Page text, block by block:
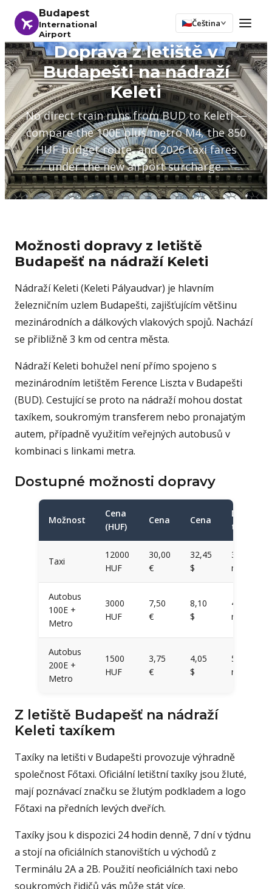
Budapest
International
Airport
Čeština
Doprava z letiště v
Budapešti na nádraží
Keleti
No direct train runs from BUD to Keleti —
compare the 100E plus metro M4, the 850
HUF budget route, and 2026 taxi fares
under the new airport surcharge.
Možnosti dopravy z letiště
Budapešť na nádraží Keleti
Nádraží Keleti (Keleti Pályaudvar) je hlavním
železničním uzlem Budapešti, zajišťujícím většinu
mezinárodních a dálkových vlakových spojů. Nachází
se přibližně 3 km od centra města.
Nádraží Keleti bohužel není přímo spojeno s
mezinárodním letištěm Ference Liszta v Budapešti
(BUD). Cestující se proto na nádraží mohou dostat
taxíkem, soukromým transferem nebo pronajatým
autem, případně využitím veřejných autobusů v
kombinaci s linkami metra.
Dostupné možnosti dopravy
Možnost
Cena
(HUF)
Cena Cena
Doba
trvání
Taxi
12000
HUF
30,00
€
32,45
$
32
minut
Autobus
100E +
Metro
3000
HUF
7,50
€
8,10
$
45
minut
Autobus
200E +
Metro
1500
HUF
3,75
€
4,05
$
55
minut
Z letiště Budapešť na nádraží
Keleti taxíkem
Taxíky na letišti v Budapešti provozuje výhradně
společnost Főtaxi. Oficiální letištní taxíky jsou žluté,
mají poznávací značku se žlutým podkladem a logo
Főtaxi na předních levých dveřích.
Taxíky jsou k dispozici 24 hodin denně, 7 dní v týdnu
a stojí na oficiálních stanovištích u východů z
Terminálu 2A a 2B. Použití neoficiálních taxi nebo
soukromých řidičů vás může stát více.